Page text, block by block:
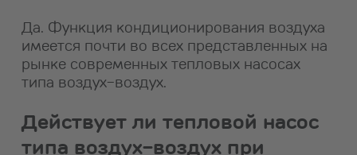
Да. Функция кондиционирования воздуха
имеется почти во всех представленных на
рынке современных тепловых насосах
типа воздух-воздух.
Действует ли тепловой насос
типа воздух-воздух при